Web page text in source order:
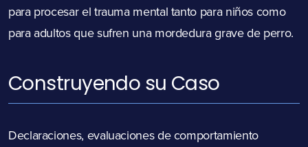
para procesar el trauma mental tanto para niños como
para adultos que sufren una mordedura grave de perro.
Construyendo su Caso
Declaraciones, evaluaciones de comportamiento